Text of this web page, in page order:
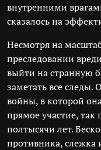
внутренними
сказалось на
Несмотря на
преследовании
выйти на странную
заметать все
войны, в которой
прямое участие, так
полтысячи лет.
противника, слежка